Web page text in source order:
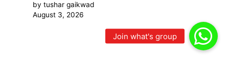
by tushar gaikwad
August 3, 2026